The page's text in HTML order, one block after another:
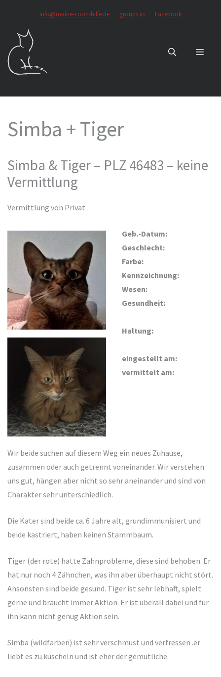
springen
info@maine-coon-hilfe.de groups.io Facebook
Simba + Tiger
Simba & Tiger – PLZ 46483 – keine
Vermittlung
Vermittlung von Privat
Geb.-Datum:
Geschlecht:
Farbe:
Kennzeichnung:
Wesen:
Gesundheit:
Haltung:
eingestellt am:
vermittelt am:
Wir beide suchen auf diesem Weg ein neues Zuhause,
zusammen oder auch getrennt voneinander. Wir verstehen
uns gut, hängen aber nicht so sehr aneinander und sind von
Charakter sehr unterschiedlich.
Die Kater sind beide ca. 6 Jahre alt, grundimmunisiert und
beide kastriert, haben keinen Stammbaum.
Tiger (der rote) hatte Zahnprobleme, diese sind behoben. Er
hat nur noch 4 Zähnchen, was ihn aber überhaupt nicht stört.
Ansonsten sind beide gesund. Tiger ist sehr lebhaft, spielt
gerne und braucht immer Aktion. Er ist überall dabei und für
ihn kann nicht genug Aktion sein.
Simba (wildfarben) ist sehr verschmust und verfressen .er
liebt es zu kuscheln und ist eher der gemütliche.